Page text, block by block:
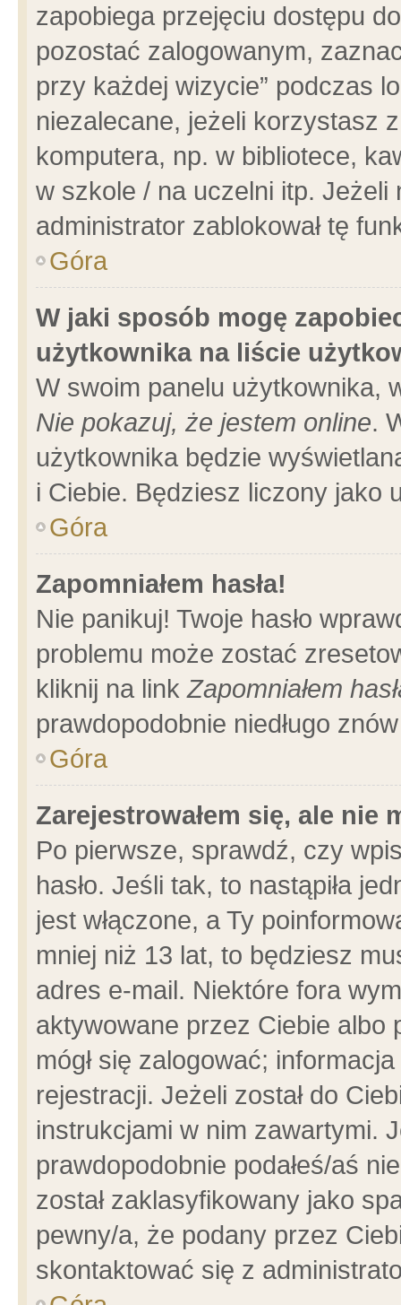
zapobiega przejęciu dostępu
pozostać zalogowanym,
przy każdej wizycie” podczas
niezalecane, jeżeli korzystasz
komputera, np. w bibliotece,
w szkole / na uczelni itp.
administrator zablokował tę
Góra
W jaki sposób mogę
użytkownika na liście
W swoim panelu użytkownika,
Nie pokazuj, że jestem online.
użytkownika będzie
i Ciebie. Będziesz liczony jako
Góra
Zapomniałem hasła!
Nie panikuj! Twoje hasło
problemu może zostać
kliknij na linkZapomniałem
prawdopodobnie niedługo
Góra
Zarejestrowałem się, ale nie
Po pierwsze, sprawdź, czy
hasło. Jeśli tak, to nastąpiła
jest włączone, a Ty
mniej niż 13 lat, to będziesz
adres e-mail. Niektóre fora
aktywowane przez Ciebie albo
mógł się zalogować;
rejestracji. Jeżeli został do
instrukcjami w nim zawartymi.
prawdopodobnie podałeś/aś
został zaklasyfikowany jako
pewny/a, że podany przez
skontaktować się z